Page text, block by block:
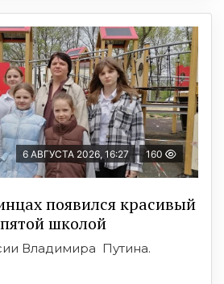
6 АВГУСТА 2026, 16:27 160
появился красивый
школой
Владимира Путина.